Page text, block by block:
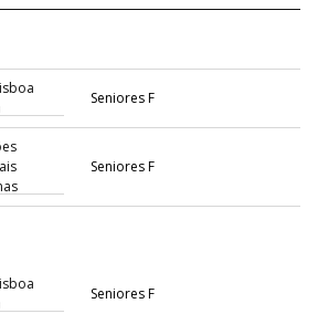
Seniores F
Seniores F
Seniores F